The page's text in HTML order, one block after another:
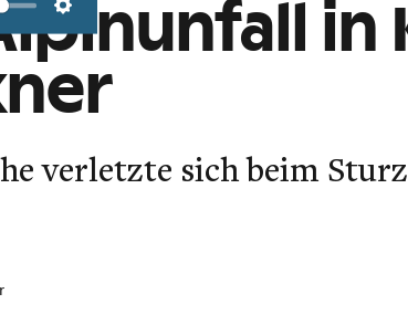
Settings
in
verletzte sich beim